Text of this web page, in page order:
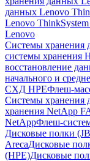
данных Lenovo
Lenovo
Lenovo
Системы хранения
системы хранения
восстановление
начального и
СХД HPEФлеш-
Cистемы хранения
хранения NetApp
NetAppФлеш-
Дисковые полки
ArecaДисковые
(HPE)Дисковые